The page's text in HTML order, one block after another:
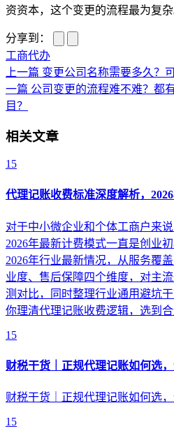
资资本，这个变更的流程最为复杂
分享到：
工商代办
上一篇 变更公司名称需要多久？
一篇 公司变更的流程难不难？都
目？
相关文章
15
代理记账收费标准深度解析，
对于中小微企业和个体工商户来
2026年最新计费模式一直是创业
2026年行业最新情况，从服务覆
业度、售后保障四个维度，对主
测对比，同时整理行业通用避坑
你理清代理记账收费逻辑，选到合
15
财税干货｜正规代理记账如何选
财税干货｜正规代理记账如何选
15